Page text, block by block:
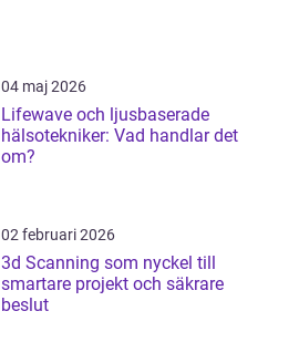
04 maj 2026
Lifewave och ljusbaserade
hälsotekniker: Vad handlar det
om?
02 februari 2026
3d Scanning som nyckel till
smartare projekt och säkrare
beslut